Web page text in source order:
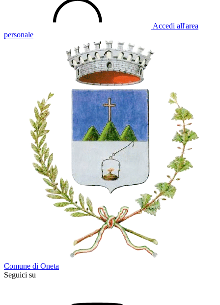
Accedi all'area
personale
Comune di Oneta
Seguici su